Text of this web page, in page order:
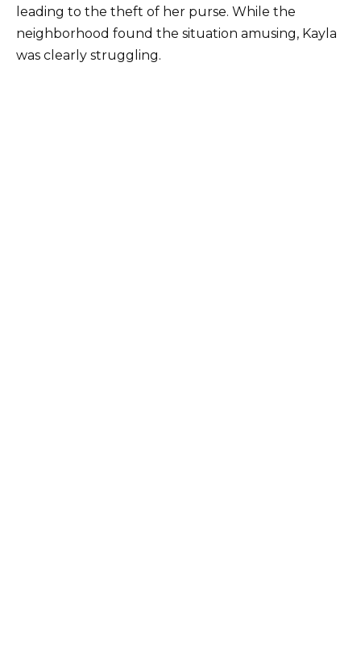
leading to the theft of her purse. While the
neighborhood found the situation amusing, Kayla
was clearly struggling.